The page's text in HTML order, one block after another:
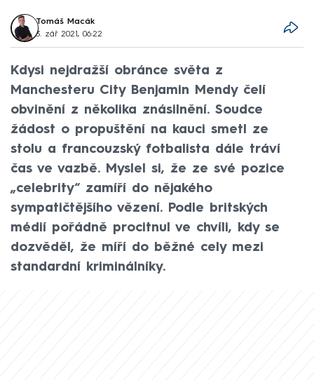
Tomáš Macák
3. zář 2021, 06:22
Kdysi nejdražší obránce světa z
Manchesteru City Benjamin Mendy čelí
obvinění z několika znásilnění. Soudce
žádost o propuštění na kauci smetl ze
stolu a francouzský fotbalista dále tráví
čas ve vazbě. Myslel si, že ze své pozice
„celebrity“ zamíří do nějakého
sympatičtějšího vězení. Podle britských
médií pořádně procitnul ve chvíli, kdy se
dozvěděl, že míří do běžné cely mezi
standardní kriminálníky.